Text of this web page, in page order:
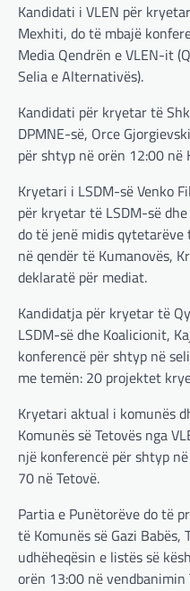
Kandidati i VLEN për
Mexhiti, do të mbajë
Media Qendrën e VLEN-it
Selia e Alternativës).
Kandidati për kryetar të
DPMNE-së, Orce
për shtyp në orën 12:00 në
Kryetari i LSDM-së Venko
për kryetar të LSDM-së
do të jenë midis qytetarëve
në qendër të Kumanovës,
deklaratë për mediat.
Kandidatja për kryetar të
LSDM-së dhe Koalicionit,
konferencë për shtyp në
me temën: 20 projektet
Kryetari aktual i komunës
Komunës së Tetovës nga
një konferencë për shtyp
70 në Tetovë.
Partia e Punëtorëve do të
të Komunës së Gazi Babës,
udhëheqësin e listës së
orën 13:00 në vendbanimin